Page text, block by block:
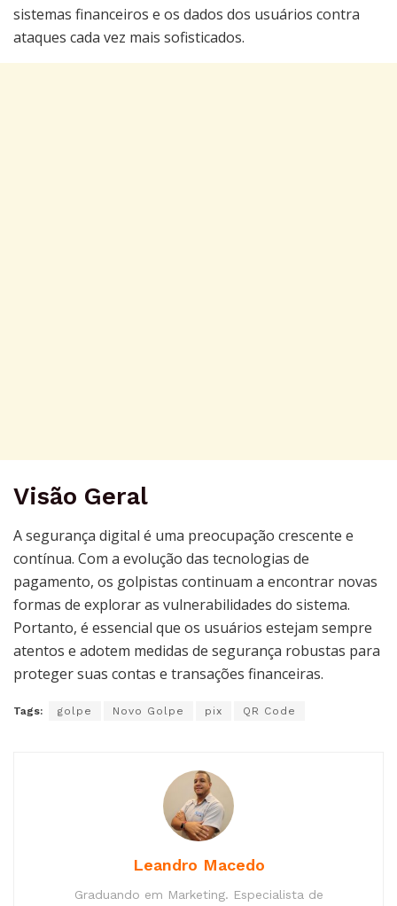
sistemas financeiros e os dados dos usuários contra
ataques cada vez mais sofisticados.
Visão Geral
A segurança digital é uma preocupação crescente e
contínua. Com a evolução das tecnologias de
pagamento, os golpistas continuam a encontrar novas
formas de explorar as vulnerabilidades do sistema.
Portanto, é essencial que os usuários estejam sempre
atentos e adotem medidas de segurança robustas para
proteger suas contas e transações financeiras.
Tags: golpe Novo Golpe pix QR Code
Leandro Macedo
Graduando em Marketing. Especialista de